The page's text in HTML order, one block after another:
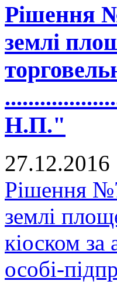
Рішення
землі
Н.П."
27.12.2016
Рішення
землі
кіоском
особі-